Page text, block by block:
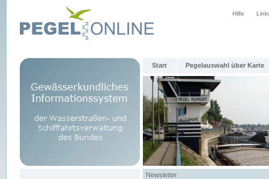
Hilfe
Start Pegelauswahl über Karte
Newsletter